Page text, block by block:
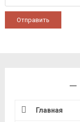
Отправить
Главная